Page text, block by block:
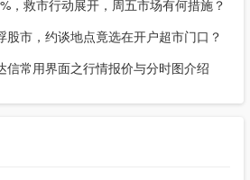
，救市行动展开，周五市场有何措施？
股市，约谈地点竟选在开户超市门口？
信常用界面之行情报价与分时图介绍